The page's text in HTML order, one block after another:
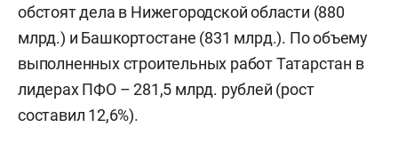
обстоят дела в Нижегородской области (880
млрд.) и Башкортостане (831 млрд.). По объему
выполненных строительных работ Татарстан в
лидерах ПФО – 281,5 млрд. рублей (рост
составил 12,6%).